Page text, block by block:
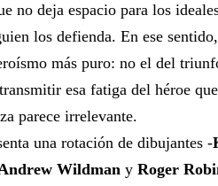
no deja espacio para los
los defienda. En ese
más puro: no el del
esa fatiga del héroe
parece irrelevante.
una rotación de dibujantes -
Wildman y Roger